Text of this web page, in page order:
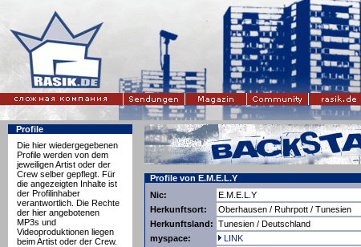
Profile
Die hier wiedergegebenen
Profile werden von dem
jeweiligen Artist oder der
Crew selber gepflegt. Für
die angezeigten Inhalte ist
der Profilinhaber
verantwortlich. Die Rechte
der hier angebotenen
MP3s und
Videoproduktionen liegen
beim Artist oder der Crew.
Profile von E.M.E.L.Y
Nic:
E.M.E.L.Y
Herkunftsort:
Oberhausen / Ruhrpott / Tunesien
Herkunftsland: Tunesien / Deutschland
myspace:
LINK